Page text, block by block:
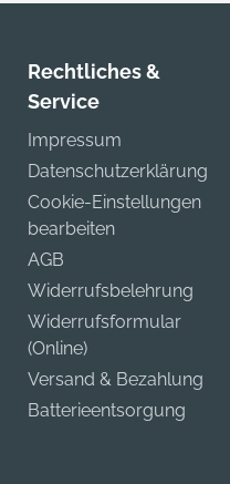
Rechtliches &
Service
Impressum
Datenschutzerklärung
Cookie-Einstellungen
bearbeiten
AGB
Widerrufsbelehrung
Widerrufsformular
(Online)
Versand & Bezahlung
Batterieentsorgung